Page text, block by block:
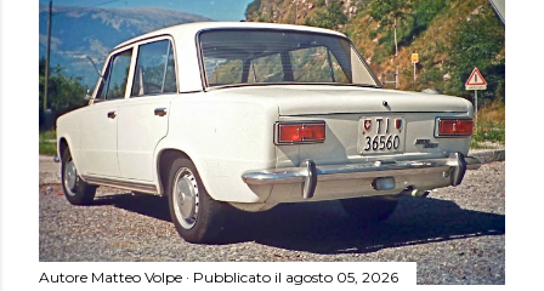
Autore Matteo Volpe Pubblicato il agosto 05, 2026